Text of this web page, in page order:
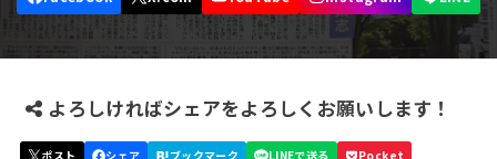
よろしければシェアをよろしくお願いします！